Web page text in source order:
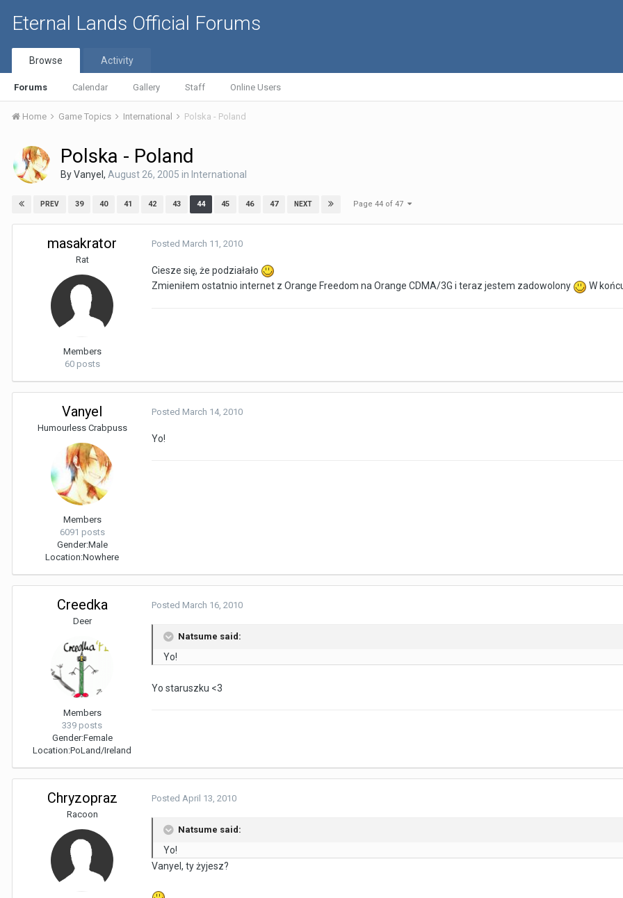
Eternal Lands Official Forums
Browse
Forums Calendar Gallery Staff Online Users
Activity
Home Game Topics International Polska - Poland
Polska - Poland
ByVanyel , August 26, 2005 in International
PREV 39 40 41 42 43 44 45 46 47 NEXT Page 44 of 47
masakrator
Rat
Members
60 posts
Posted March 11, 2010
Ciesze się, że podziałało
Zmieniłem ostatnio internet z Orange Freedom na Orange CDMA/3G i teraz jestem zadowolony
W
Vanyel
Humourless Crabpuss
Members
6091 posts
Gender:Male
Location:Nowhere
Posted March 14, 2010
Yo!
Creedka
Deer
Members
339 posts
Gender:Female
Location:PoLand/Ireland
Posted March 16, 2010
Natsume said:
Yo!
Yo staruszku <3
Chryzopraz
Racoon
Posted April 13, 2010
Natsume said:
Yo!
Vanyel, ty żyjesz?